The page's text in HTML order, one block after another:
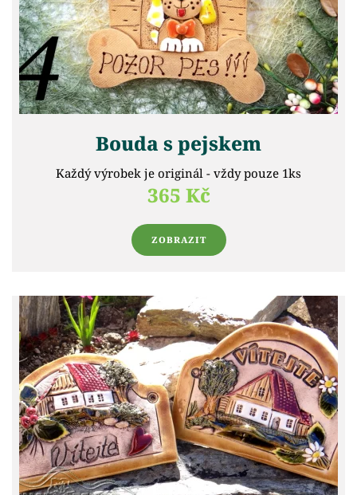
Bouda s pejskem
Každý výrobek je originál - vždy pouze 1ks
365 Kč
ZOBRAZIT